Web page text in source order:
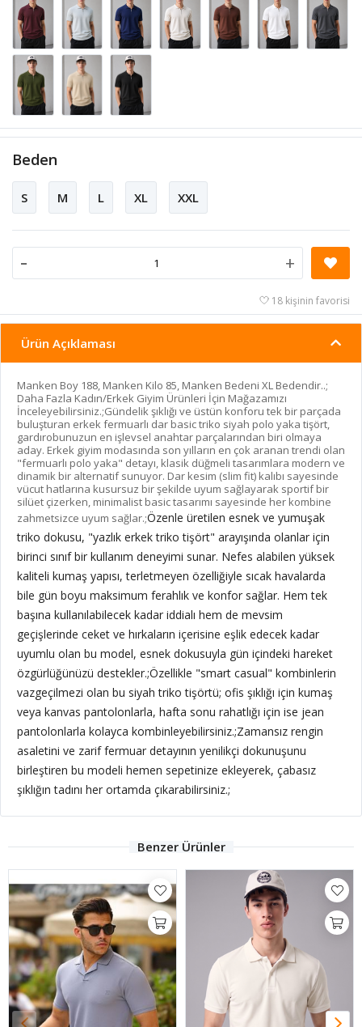
Beden
S M L XL XXL
- +
18 kişinin favorisi
Ürün Açıklaması
Manken Boy 188, Manken Kilo 85, Manken Bedeni XL Bedendir..;
Daha Fazla Kadın/Erkek Giyim Ürünleri İçin Mağazamızı
İnceleyebilirsiniz.;Gündelik şıklığı ve üstün konforu tek bir parçada
buluşturan erkek fermuarlı dar basic triko siyah polo yaka tişört,
gardırobunuzun en işlevsel anahtar parçalarından biri olmaya
aday. Erkek giyim modasında son yılların en çok aranan trendi olan
"fermuarlı polo yaka" detayı, klasik düğmeli tasarımlara modern ve
dinamik bir alternatif sunuyor. Dar kesim (slim fit) kalıbı sayesinde
vücut hatlarına kusursuz bir şekilde uyum sağlayarak sportif bir
silüet çizerken, minimalist basic tasarımı sayesinde her kombine
zahmetsizce uyum sağlar.;Özenle üretilen esnek ve yumuşak
triko dokusu, "yazlık erkek triko tişört" arayışında olanlar için
birinci sınıf bir kullanım deneyimi sunar. Nefes alabilen yüksek
kaliteli kumaş yapısı, terletmeyen özelliğiyle sıcak havalarda
bile gün boyu maksimum ferahlık ve konfor sağlar. Hem tek
başına kullanılabilecek kadar iddialı hem de mevsim
geçişlerinde ceket ve hırkaların içerisine eşlik edecek kadar
uyumlu olan bu model, esnek dokusuyla gün içindeki hareket
özgürlüğünüzü destekler.;Özellikle "smart casual" kombinlerin
vazgeçilmezi olan bu siyah triko tişörtü; ofis şıklığı için kumaş
veya kanvas pantolonlarla, hafta sonu rahatlığı için ise jean
pantolonlarla kolayca kombinleyebilirsiniz.;Zamansız rengin
asaletini ve zarif fermuar detayının yenilikçi dokunuşunu
birleştiren bu modeli hemen sepetinize ekleyerek, çabasız
şıklığın tadını her ortamda çıkarabilirsiniz.;
Benzer Ürünler